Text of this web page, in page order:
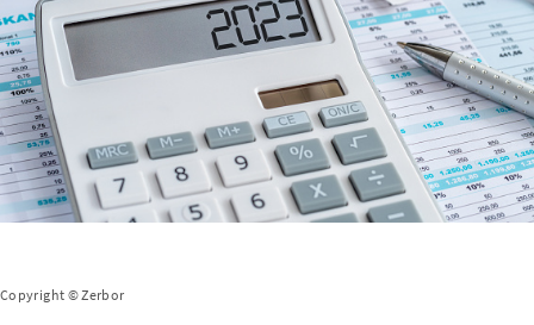
Copyright © Zerbor